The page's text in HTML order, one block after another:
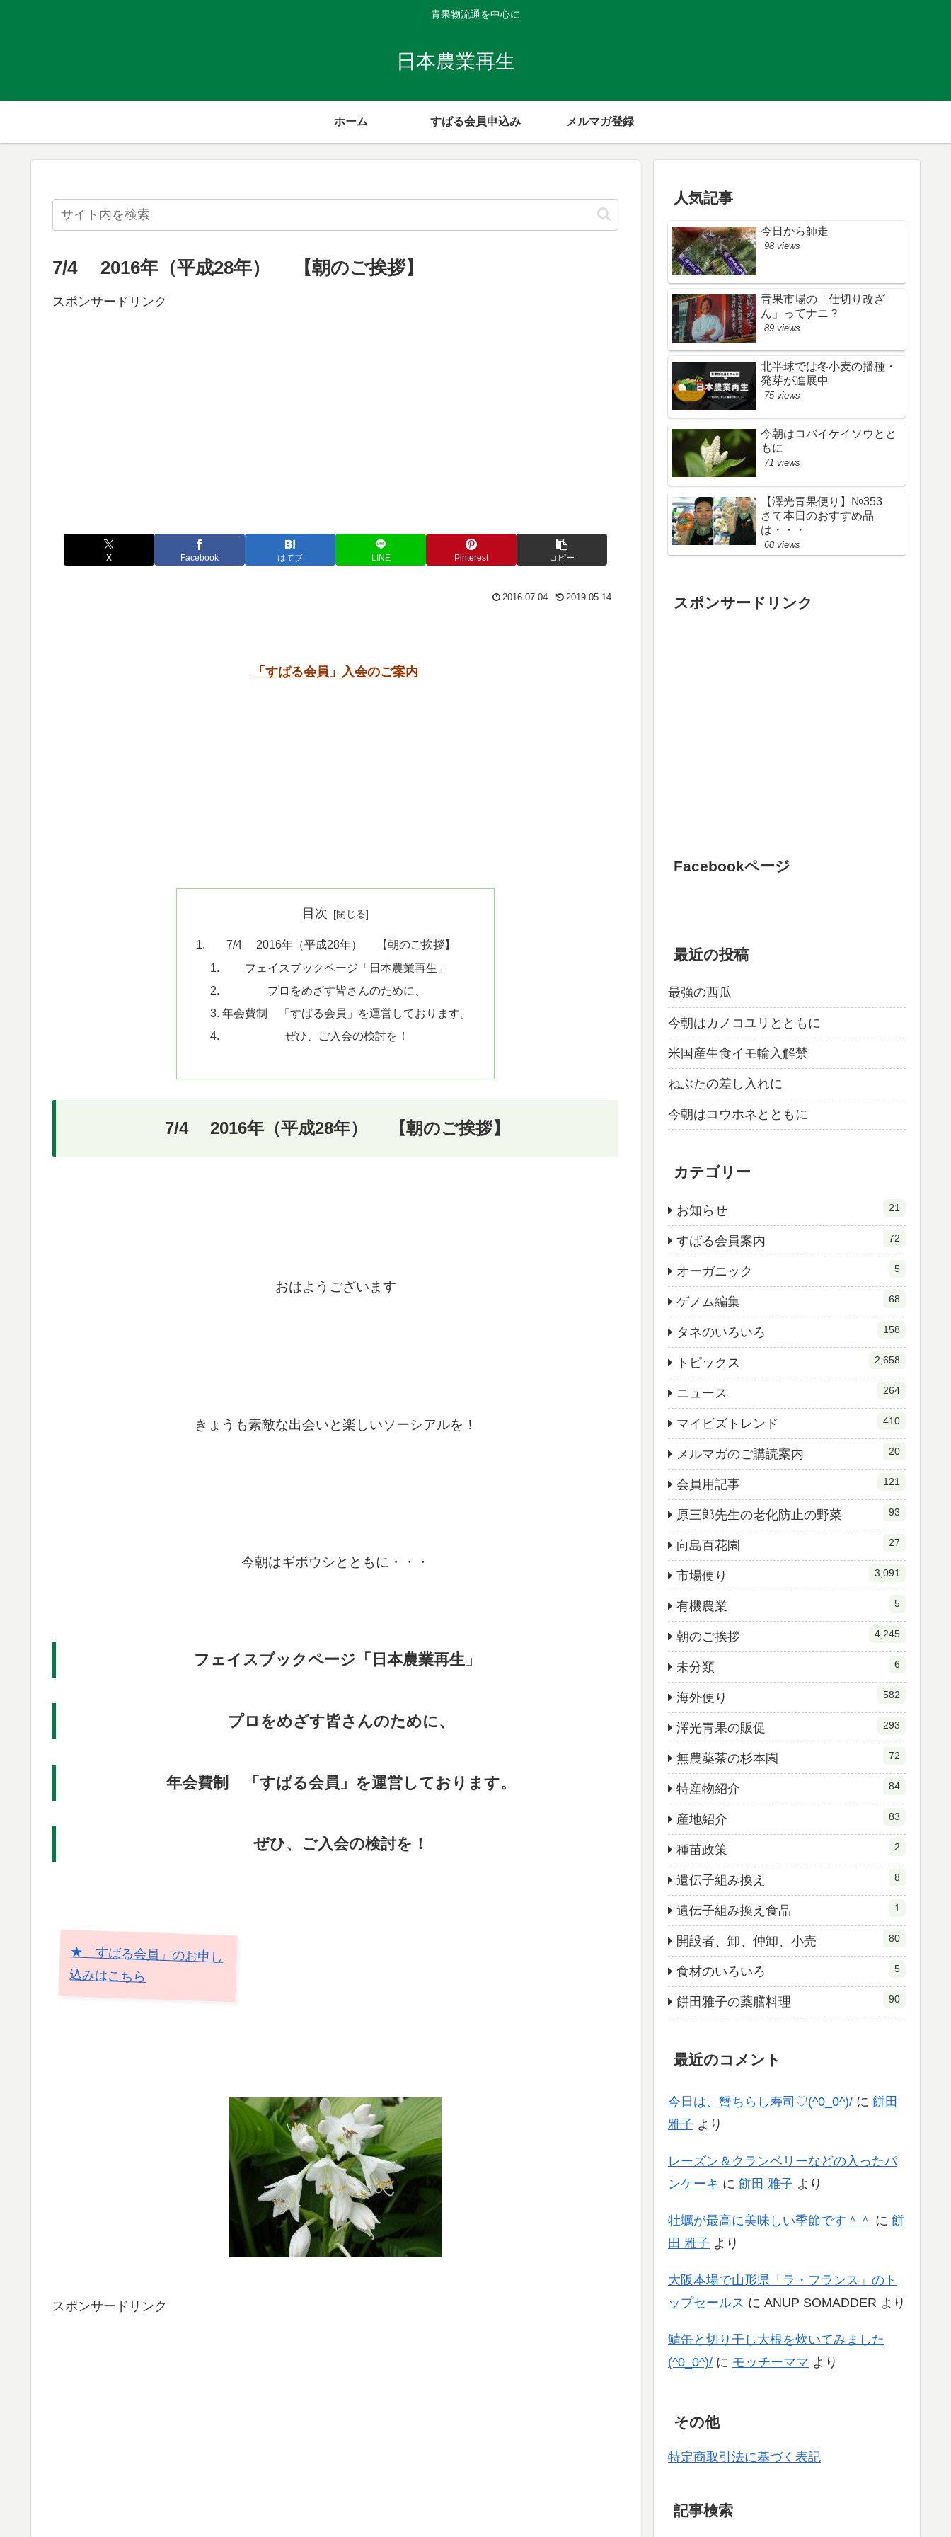
青果物流通を中心に
日本農業再生
ホーム すばる会員申込み メルマガ登録
7/4 2016年（平成28年） 【朝のご挨拶】
スポンサードリンク
X Facebook はてブ LINE Pinterest コピー
2016.07.04 2019.05.14
「すばる会員」入会のご案内
目次
7/4 2016年（平成28年） 【朝のご挨拶】
フェイスブックページ「日本農業再生」
プロをめざす皆さんのために、
年会費制 「すばる会員」を運営しております。
ぜひ、ご入会の検討を！
7/4 2016年（平成28年） 【朝のご挨拶】
おはようございます
きょうも素敵な出会いと楽しいソーシアルを！
今朝はギボウシとともに・・・
フェイスブックページ「日本農業再生」
プロをめざす皆さんのために、
年会費制 「すばる会員」を運営しております。
ぜひ、ご入会の検討を！
★「すばる会員」のお申し
込みはこちら
スポンサードリンク
人気記事
今日から師走
98 views
青果市場の「仕切り改ざ
ん」ってナニ？
89 views
北半球では冬小麦の播種・
発芽が進展中
75 views
今朝はコバイケイソウとと
もに
71 views
【澤光青果便り】№353
さて本日のおすすめ品
は・・・
68 views
スポンサードリンク
Facebookページ
最近の投稿
最強の西瓜
今朝はカノコユリとともに
米国産生食イモ輸入解禁
ねぶたの差し入れに
今朝はコウホネとともに
カテゴリー
お知らせ 21
すばる会員案内 72
オーガニック 5
ゲノム編集 68
タネのいろいろ 158
トピックス 2,658
ニュース 264
マイビズトレンド 410
メルマガのご購読案内 20
会員用記事 121
原三郎先生の老化防止の野菜 93
向島百花園 27
市場便り 3,091
有機農業 5
朝のご挨拶 4,245
未分類 6
海外便り 582
澤光青果の販促 293
無農薬茶の杉本園 72
特産物紹介 84
産地紹介 83
種苗政策 2
遺伝子組み換え 8
遺伝子組み換え食品 1
開設者、卸、仲卸、小売 80
食材のいろいろ 5
餅田雅子の薬膳料理 90
最近のコメント
今日は、蟹ちらし寿司♡(^0_0^)/ に 餅田
雅子 より
レーズン＆クランベリーなどの入ったパ
ンケーキ に 餅田 雅子 より
牡蠣が最高に美味しい季節です＾＾ に 餅
田 雅子 より
大阪本場で山形県「ラ・フランス」のト
ップセールス に ANUP SOMADDER より
鯖缶と切り干し大根を炊いてみました
(^0_0^)/ に モッチーママ より
その他
特定商取引法に基づく表記
記事検索